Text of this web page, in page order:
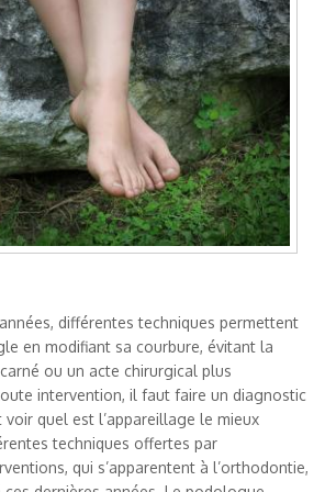
différentes techniques permettent
en modifiant sa courbure, évitant la
ou un acte chirurgical plus
intervention, il faut faire un diagnostic
voir quel est l’appareillage le mieux
techniques offertes par
qui s’apparentent à l’orthodontie,